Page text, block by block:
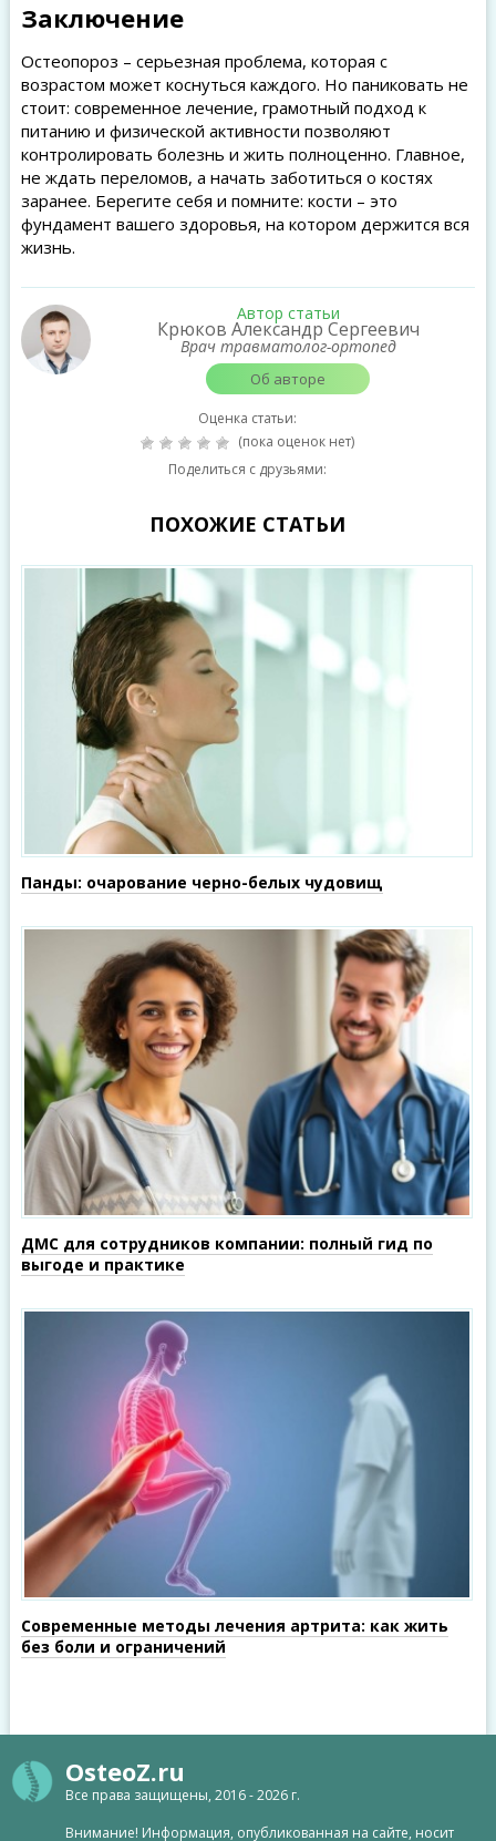
Заключение
Остеопороз – серьезная проблема, которая с
возрастом может коснуться каждого. Но паниковать не
стоит: современное лечение, грамотный подход к
питанию и физической активности позволяют
контролировать болезнь и жить полноценно. Главное,
не ждать переломов, а начать заботиться о костях
заранее. Берегите себя и помните: кости – это
фундамент вашего здоровья, на котором держится вся
жизнь.
Автор статьи
Крюков Александр Сергеевич
Врач травматолог-ортопед
Об авторе
Оценка статьи:
(пока оценок нет)
Поделиться с друзьями:
ПОХОЖИЕ СТАТЬИ
Панды: очарование черно-белых чудовищ
ДМС для сотрудников компании: полный гид по
выгоде и практике
Современные методы лечения артрита: как жить
без боли и ограничений
OsteoZ.ru
Все права защищены, 2016 - 2026 г.
Внимание! Информация, опубликованная на сайте, носит